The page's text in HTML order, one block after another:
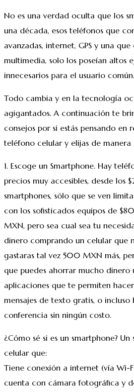
No es una verdad oculta que los
una década, esos teléfonos que
avanzadas, internet, GPS y una
multimedia, solo los poseían altos
innecesarios para el usuario común.
Todo cambia y en la tecnología
agigantados. A continuación te
consejos por si estás pensando en
teléfono celular y elijas de manera
1. Escoge un Smartphone. Hay
precios muy accesibles, desde los
smartphones, sólo que se ven
con los sofisticados equipos de
MXN, pero sea cual sea tu
dinero comprando un celular que
gastaras tal vez 500 MXN más,
que puedes ahorrar mucho dinero
aplicaciones que te permiten
mensajes de texto gratis, o
conferencia sin ningún costo.
¿Cómo sé si es un smartphone?
celular que:
Tiene conexión a internet (vía Wi-
cuenta con cámara fotográfica y